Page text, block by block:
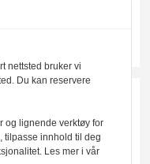
nettsted bruker vi
Du kan reservere
og lignende verktøy for
tilpasse innhold til deg
Les mer i vår